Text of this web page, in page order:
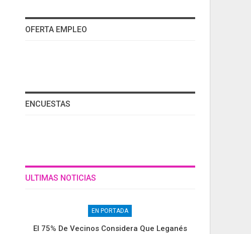
OFERTA EMPLEO
ENCUESTAS
ULTIMAS NOTICIAS
EN PORTADA
El 75% De Vecinos Considera Que Leganés